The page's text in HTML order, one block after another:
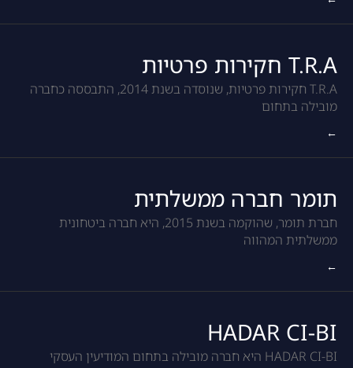
T.R.A חקירות פרטיות
T.R.A חקירות פרטיות, שנוסדה בשנת 2014, התבססה כחברה
מובילה בתחום
←
תומר חברה ממשלתית
חברת תומר, שהוקמה בשנת 2015, היא חברה ביטחונית
ממשלתית המהווה
←
HADAR CI-BI
HADAR CI-BI היא חברה מובילה בתחום המודיעין העסקי